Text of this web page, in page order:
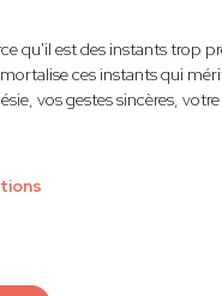
qu'il est des instants trop
ces instants qui
vos gestes sincères,